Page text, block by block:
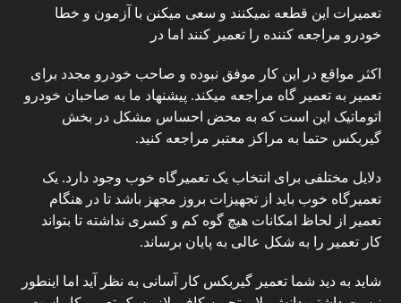
تعمیرات این قطعه نمیکنند و سعی میکنن با آزمون و خطا
خودرو مراجعه کننده را تعمیر کنند اما در
اکثر مواقع در این کار موفق نبوده و صاحب خودرو مجدد برای
تعمیر به تعمیر گاه مراجعه میکند. پیشنهاد ما به صاحبان خودرو
اتوماتیک این است که به محض احساس مشکل در بخش
گیربکس حتما به مراکز معتبر مراجعه کنید.
دلایل مختلفی برای انتخاب یک تعمیرگاه خوب وجود دارد. یک
تعمیرگاه خوب باید از تجهیزات بروز مجهز باشد تا در هنگام
تعمیر از لحاظ امکانات هیچ گوه کم و کسری نداشته تا بتواند
کار تعمیر را به شکل عالی به پایان برساند.
شاید به دید شما تعمیر گیربکس کار آسانی به نظر آید اما اینطور